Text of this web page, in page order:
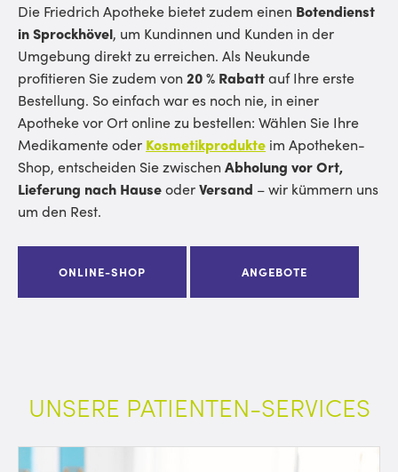
Die Friedrich Apotheke bietet zudem einen Botendienst
in Sprockhövel, um Kundinnen und Kunden in der
Umgebung direkt zu erreichen. Als Neukunde
profitieren Sie zudem von 20 % Rabattauf Ihre erste
Bestellung. So einfach war es noch nie, in einer
Apotheke vor Ort online zu bestellen: Wählen Sie Ihre
Medikamente oder Kosmetikprodukte im Apotheken-
Shop, entscheiden Sie zwischen Abholung vor Ort,
Lieferung nach HauseoderVersand – wir kümmern uns
um den Rest.
ONLINE-SHOP ANGEBOTE
UNSERE PATIENTEN-SERVICES